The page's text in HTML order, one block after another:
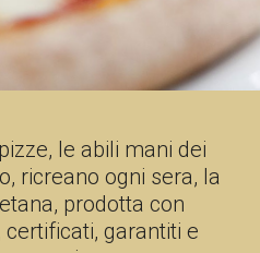
le abili mani dei
ricreano ogni sera, la
prodotta con
garantiti e